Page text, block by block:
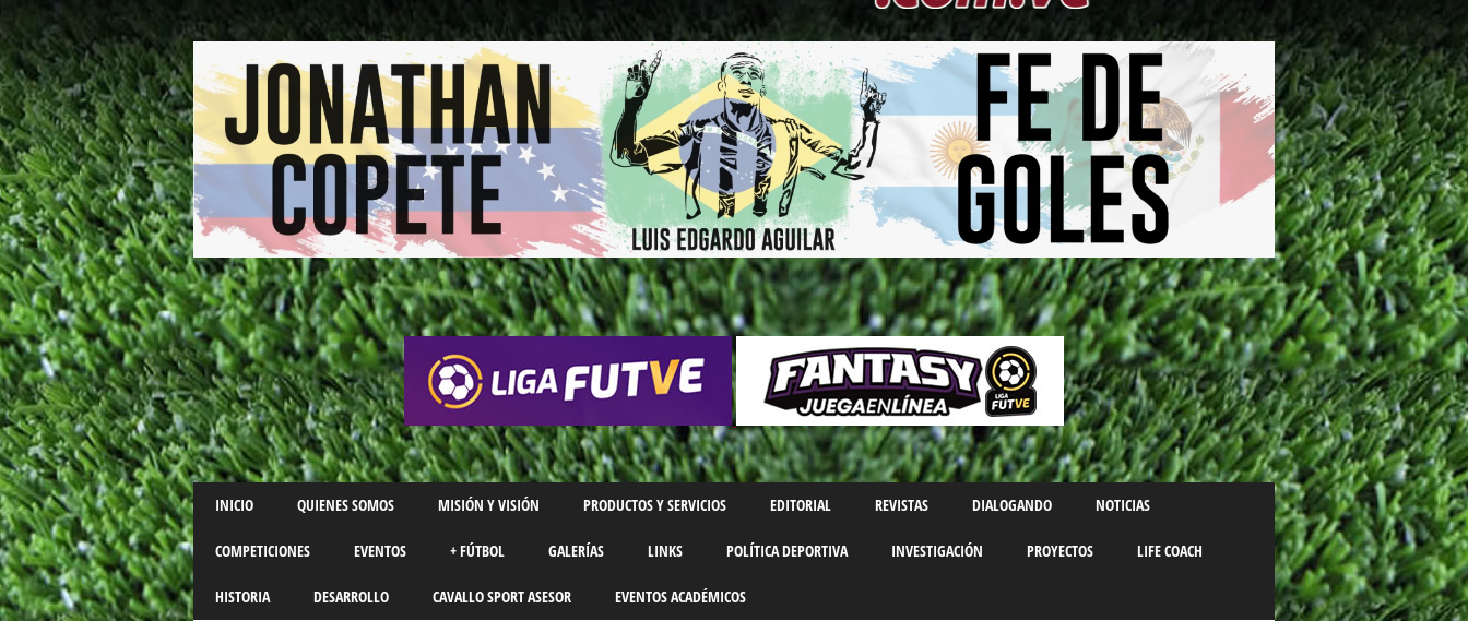
Main menu
Skip
to
content
INICIO QUIENES SOMOS MISIÓN Y VISIÓN PRODUCTOS Y SERVICIOS EDITORIAL REVISTAS DIALOGANDO NOTICIAS
COMPETICIONES EVENTOS + FÚTBOL GALERÍAS LINKS POLÍTICA DEPORTIVA INVESTIGACIÓN PROYECTOS LIFE COACH
HISTORIA DESARROLLO CAVALLO SPORT ASESOR EVENTOS ACADÉMICOS